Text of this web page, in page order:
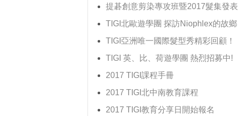
提碁創意剪染專攻班暨2017髮集發表
TIGI北歐遊學團 探訪Niophlex的故鄉
TIGI亞洲唯一國際髮型秀精彩回顧！
TIGI 英、比、荷遊學團 熱烈招募中!
2017 TIGI課程手冊
2017 TIGI北中南教育課程
2017 TIGI教育分享日開始報名